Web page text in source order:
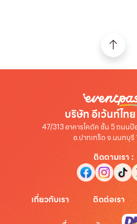
บริษัท อีเว้นท์ไท
47/313 อาคารไคตัค ชั้น 5 ถนนป๊
อ.ปากเกร็ด จ.นนทบุรี
ติดตามเรา :
เกี่ยวกับเรา ติดต่อเรา